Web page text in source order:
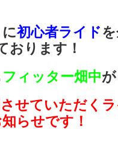
に初心者ライド
おります！
フィッター畑中が
せていただく
らせです！